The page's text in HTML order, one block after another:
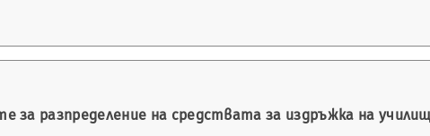
за разпределение на средствата за издръжка на